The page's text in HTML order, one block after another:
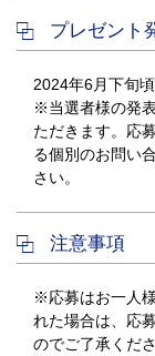
プレゼント
2024年6月下旬
※当選者様の発
ただきます。応
る個別のお問い
さい。
注意事項
※応募はお一人
れた場合は、応
のでご了承くださ